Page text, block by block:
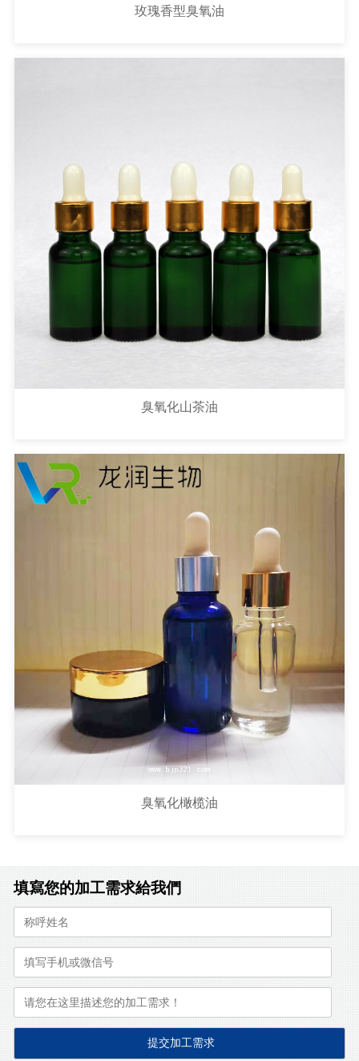
玫瑰香型臭氧油
臭氧化山茶油
臭氧化橄榄油
填寫您的加工需求給我們